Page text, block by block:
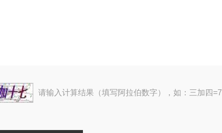
请输入计算结果（填写阿拉伯数字），如：三加四=7